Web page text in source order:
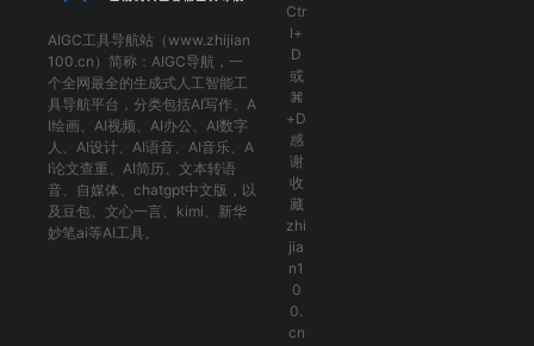
AIGC工具导航站（www.zhijian
100.cn）简称： AIGC导航 ，一
个全网最全的生成式人工智能工
具导航平台，分类包括AI写作 、 A
I绘画 、 AI视频 、 AI办公 、 AI数字
人 、 AI设计、 AI语音、 AI音乐、 A
I论文查重 、 AI简历 、 文本转语
音、 自媒体 、 chatgpt中文版 ，以
及 豆包、 文心一言 、 kimi 、 新华
妙笔ai等AI工具。
Ctr
l+
D
或
⌘
+D
感
谢
收
藏
zhi
jia
n1
0
0.
cn